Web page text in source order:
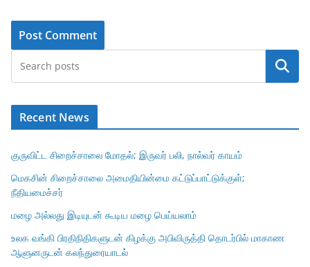
Search
Recent News
குருவிட்ட சிறைச்சாலை மோதல்; இருவர் பலி, நால்வர் காயம்
மெகசின் சிறைச்சாலை அமைதியின்மை கட்டுப்பாட்டுக்குள்;
நீதியமைச்சர்
மழை அல்லது இடியுடன் கூடிய மழை பெய்யலாம்
உலக வங்கி பிரதிநிதிகளுடன் கிழக்கு அபிவிருத்தி தொடர்பில் மாகாண
ஆளுனருடன் கலந்துரையாடல்